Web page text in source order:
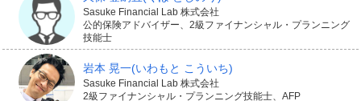
Sasuke Financial Lab 株式会社
公的保険アドバイザー、2級ファイナンシャル・プランニング
技能士
岩本 晃一(いわもと こういち)
Sasuke Financial Lab 株式会社
2級ファイナンシャル・プランニング技能士、AFP